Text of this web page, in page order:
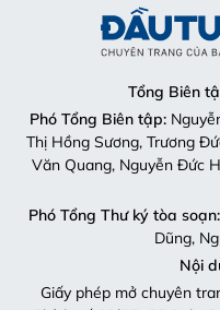
Tổng Biên
Phó Tổng Biên tập:
Thị Hồng Sương, Trương
Văn Quang, Nguyễn Đức
Phó Tổng Thư ký tòa soạn:
Dũng,
Nội
Giấy phép mở chuyên